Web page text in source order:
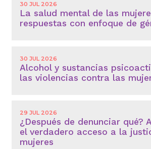
30 JUL 2026
La salud mental de las
respuestas con enfoque de
30 JUL 2026
Alcohol y sustancias
las violencias contra las
29 JUL 2026
¿Después de denunciar qué?
el verdadero acceso a la
mujeres